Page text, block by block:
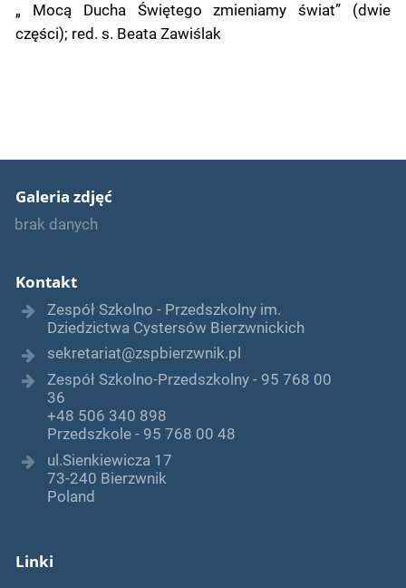
„ Mocą Ducha Świętego zmieniamy świat” (dwie
części); red. s. Beata Zawiślak
Galeria zdjęć
brak danych
Kontakt
Zespół Szkolno - Przedszkolny im.
Dziedzictwa Cystersów Bierzwnickich
sekretariat@zspbierzwnik.pl
Zespół Szkolno-Przedszkolny - 95 768 00
36
+48 506 340 898
Przedszkole - 95 768 00 48
ul.Sienkiewicza 17
73-240 Bierzwnik
Poland
Linki